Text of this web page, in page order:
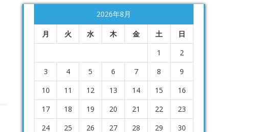
2026年8月
月 火 水 木 金 土
日
1
2
3
4 5 6 7 8
9
10
11 12 13 14 15
16
17
18 19 20 21 22
23
24
25 26 27 28 29
30